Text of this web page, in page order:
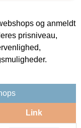
og anmeldt
prisniveau,
Link